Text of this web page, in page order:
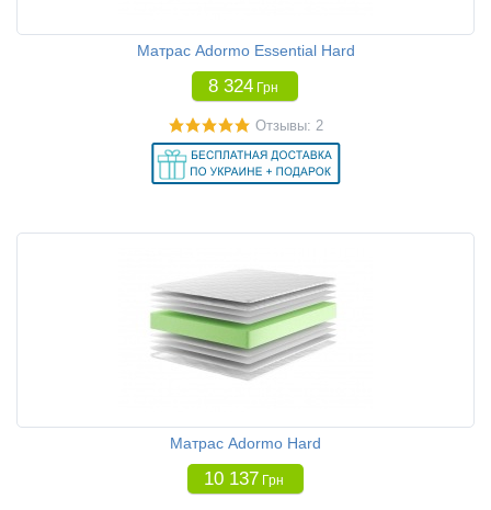
Матрас Adormo Essential Hard
8 324 Грн
Отзывы: 2
Матрас Adormo Hard
10 137 Грн